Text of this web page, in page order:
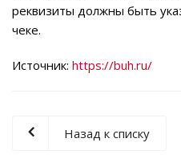
реквизиты должны быть
чеке.
Источник: https://buh.ru/
Назад к списку